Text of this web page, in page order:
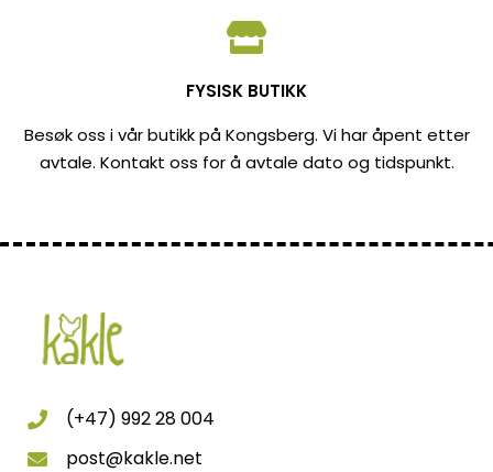
FYSISK BUTIKK
Besøk oss i vår butikk på Kongsberg. Vi har åpent etter
avtale. Kontakt oss for å avtale dato og tidspunkt.
(+47) 992 28 004
post@kakle.net